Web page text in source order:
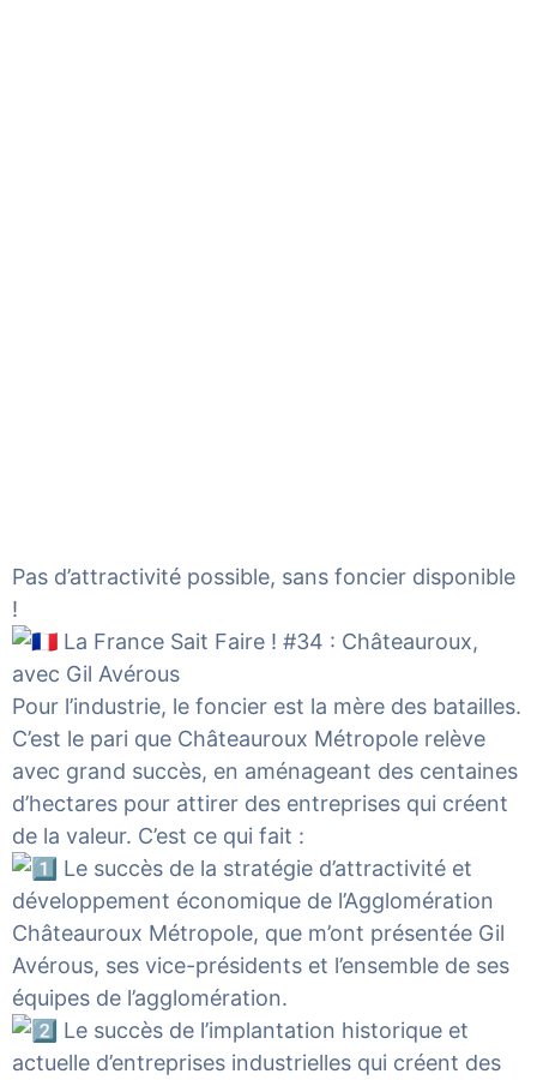
Pas d’attractivité possible, sans foncier disponible
!
La France Sait Faire ! #34 : Châteauroux,
avec Gil Avérous
Pour l’industrie, le foncier est la mère des batailles.
C’est le pari que Châteauroux Métropole relève
avec grand succès, en aménageant des centaines
d’hectares pour attirer des entreprises qui créent
de la valeur. C’est ce qui fait :
Le succès de la stratégie d’attractivité et
développement économique de l’Agglomération
Châteauroux Métropole, que m’ont présentée Gil
Avérous, ses vice-présidents et l’ensemble de ses
équipes de l’agglomération.
Le succès de l’implantation historique et
actuelle d’entreprises industrielles qui créent des